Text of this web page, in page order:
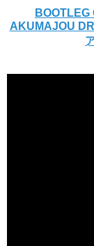
AKUMAJOU